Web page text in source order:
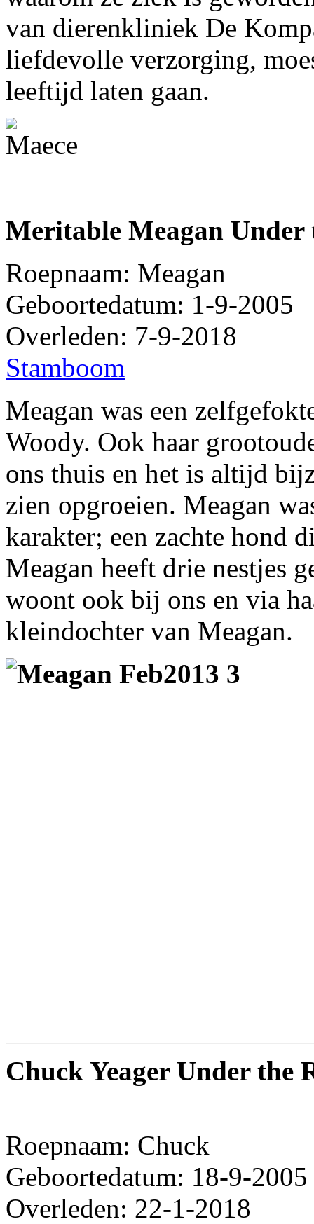
van dierenkliniek De
liefdevolle verzorging,
leeftijd laten gaan.
Meritable Meagan
Roepnaam: Meagan
Geboortedatum: 1-9-2005
Overleden: 7-9-2018
Stamboom
Meagan was een
Woody. Ook haar
ons thuis en het is altijd
zien opgroeien. Meagan
karakter; een zachte hond
Meagan heeft drie nestjes
woont ook bij ons en via
kleindochter van Meagan.
Chuck Yeager Under the
Roepnaam: Chuck
Geboortedatum: 18-9-2005
Overleden: 22-1-2018